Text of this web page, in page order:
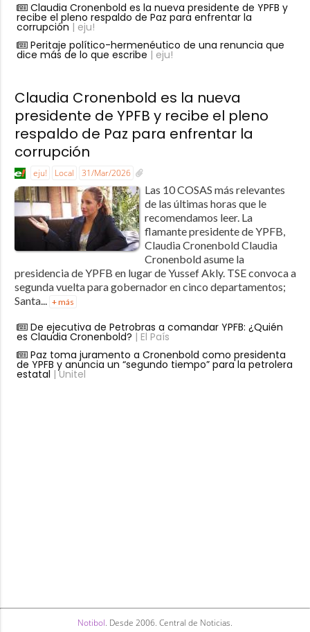
Claudia Cronenbold es la nueva presidente de YPFB y
recibe el pleno respaldo de Paz para enfrentar la
corrupción | eju!
Peritaje político-hermenéutico de una renuncia que
dice más de lo que escribe | eju!
Claudia Cronenbold es la nueva
presidente de YPFB y recibe el pleno
respaldo de Paz para enfrentar la
corrupción
eju! Local 31/Mar/2026
Las 10 COSAS más relevantes
de las últimas horas que le
recomendamos leer. La
flamante presidente de YPFB,
Claudia Cronenbold Claudia
Cronenbold asume la
presidencia de YPFB en lugar de Yussef Akly. TSE convoca a
segunda vuelta para gobernador en cinco departamentos;
Santa... + más
De ejecutiva de Petrobras a comandar YPFB: ¿Quién
es Claudia Cronenbold? | El País
Paz toma juramento a Cronenbold como presidenta
de YPFB y anuncia un “segundo tiempo” para la petrolera
estatal | Unitel
Notibol. Desde 2006. Central de Noticias.